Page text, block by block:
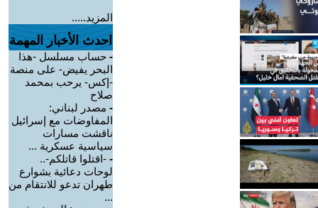
المزيد.....
احدث الأخبار المهمة
- حساب مسلسل -هذا
البحر يفيض- على منصة
-إكس- يرحب بمحمد
صلاح
- مصدر لبناني:
المفاوضات مع إسرائيل
ناقشت مسارات
سياسية عسكرية ...
- -اقتلوا قاتلكم-..
لوحات دعائية بشوارع
طهران تدعو للانتقام من
...